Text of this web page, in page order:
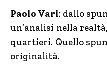
Paolo Vari: dallo
un’analisi nella
quartieri. Quello
originalità.